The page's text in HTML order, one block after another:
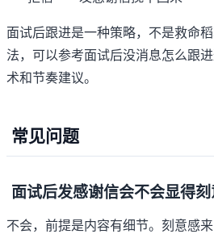
面试后跟进是一种策略，不是救命
法，可以参考面试后没消息怎么跟进
术和节奏建议。
常见问题
面试后发感谢信会不会显得刻
不会，前提是内容有细节。刻意感